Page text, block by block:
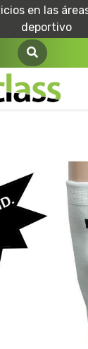
en las
deportivo